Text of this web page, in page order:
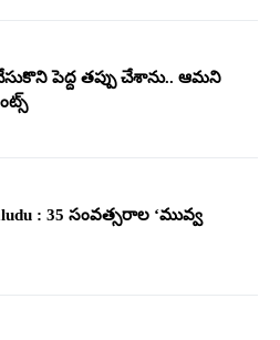
పెద్ద త‌ప్పు చేశాను.. ఆమ‌ని
: 35 సంవత్సరాల ‘మువ్వ